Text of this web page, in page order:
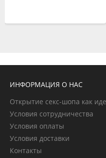
ИНФОРМАЦИЯ О НАС
Открытие секс-шопа как
Условия сотрудничества
Условия оплаты
Условия доставки
Контакты